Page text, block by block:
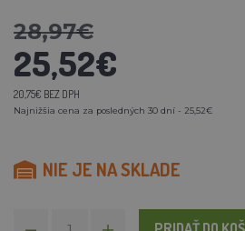
28,97€
25,52€
20,75€ BEZ DPH
Najnižšia cena za posledných 30 dní - 25,52€
NIE JE NA SKLADE